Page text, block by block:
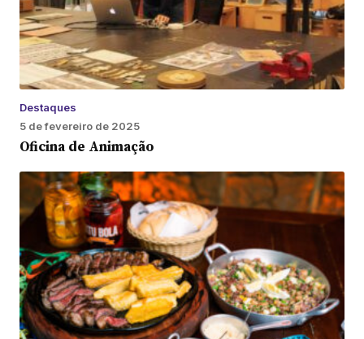
Destaques
5 de fevereiro de 2025
Oficina de Animação